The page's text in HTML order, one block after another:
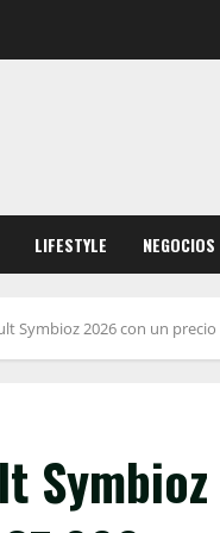
LIFESTYLE NEGOCIOS
Symbioz 2026 con un